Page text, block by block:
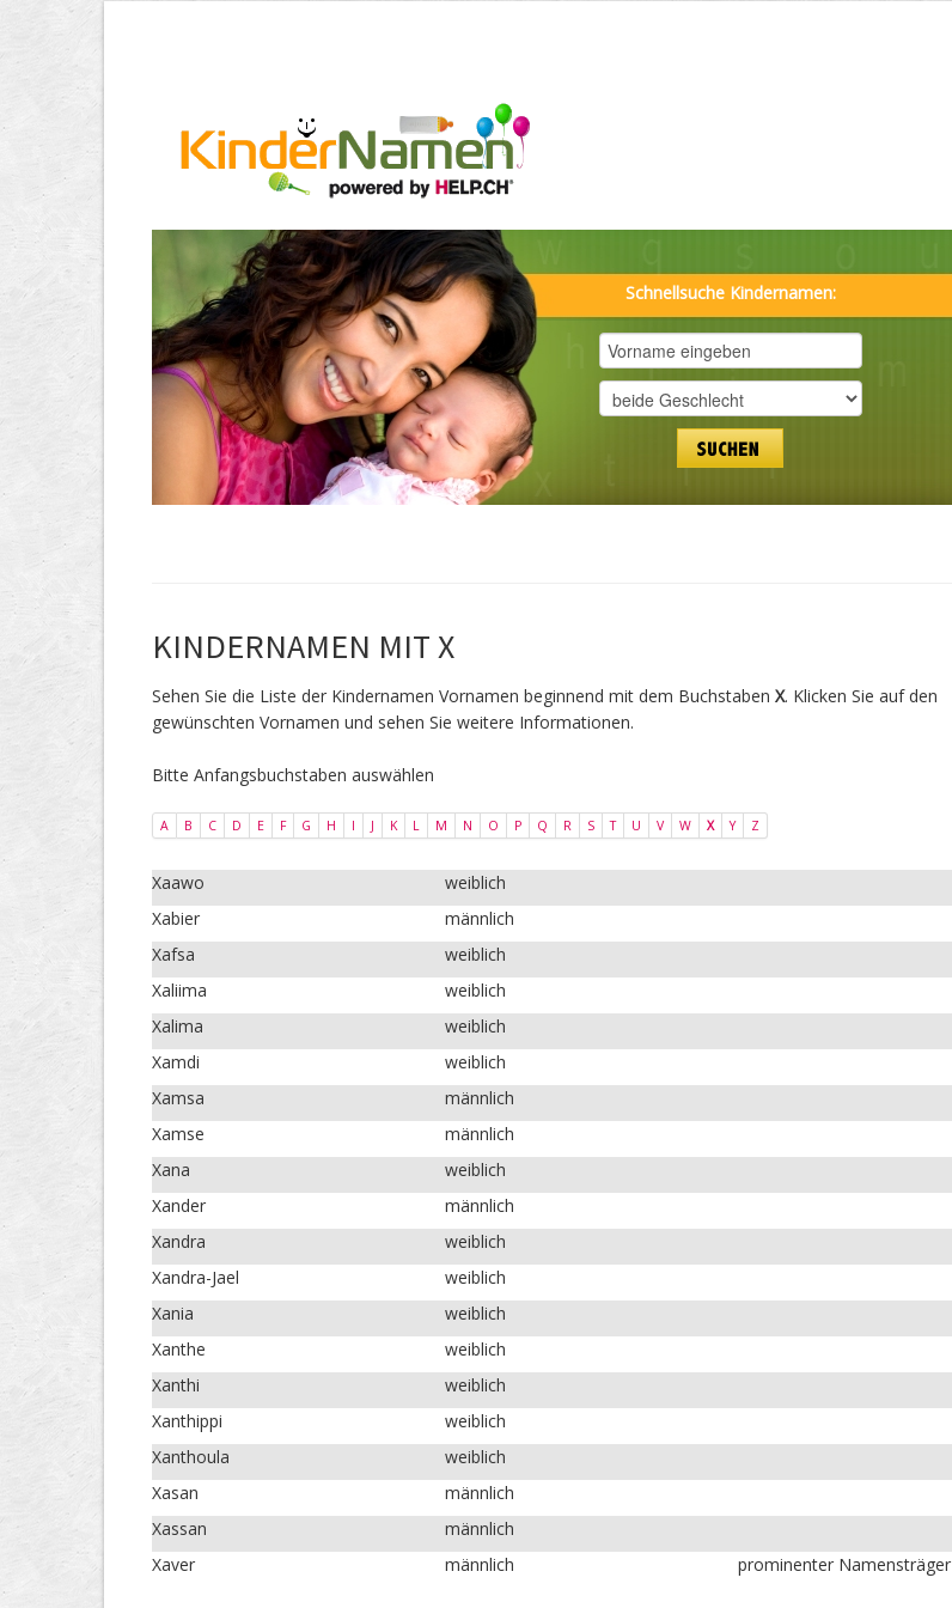
Schnellsuche Kindernamen:
KINDERNAMEN MIT X
Sehen Sie die Liste der Kindernamen Vornamen beginnend mit dem Buchstaben X. Klicken Sie auf den
gewünschten Vornamen und sehen Sie weitere Informationen.
Bitte Anfangsbuchstaben auswählen
A B C D E F G H I J K L M N O P Q R S T U V W X Y Z
Xaawo
weiblich
Xabier
männlich
Xafsa
weiblich
Xaliima
weiblich
Xalima
weiblich
Xamdi
weiblich
Xamsa
männlich
Xamse
männlich
Xana
weiblich
Xander
männlich
Xandra
weiblich
Xandra-Jael
weiblich
Xania
weiblich
Xanthe
weiblich
Xanthi
weiblich
Xanthippi
weiblich
Xanthoula
weiblich
Xasan
männlich
Xassan
männlich
Xaver
männlich prominenter Namensträger